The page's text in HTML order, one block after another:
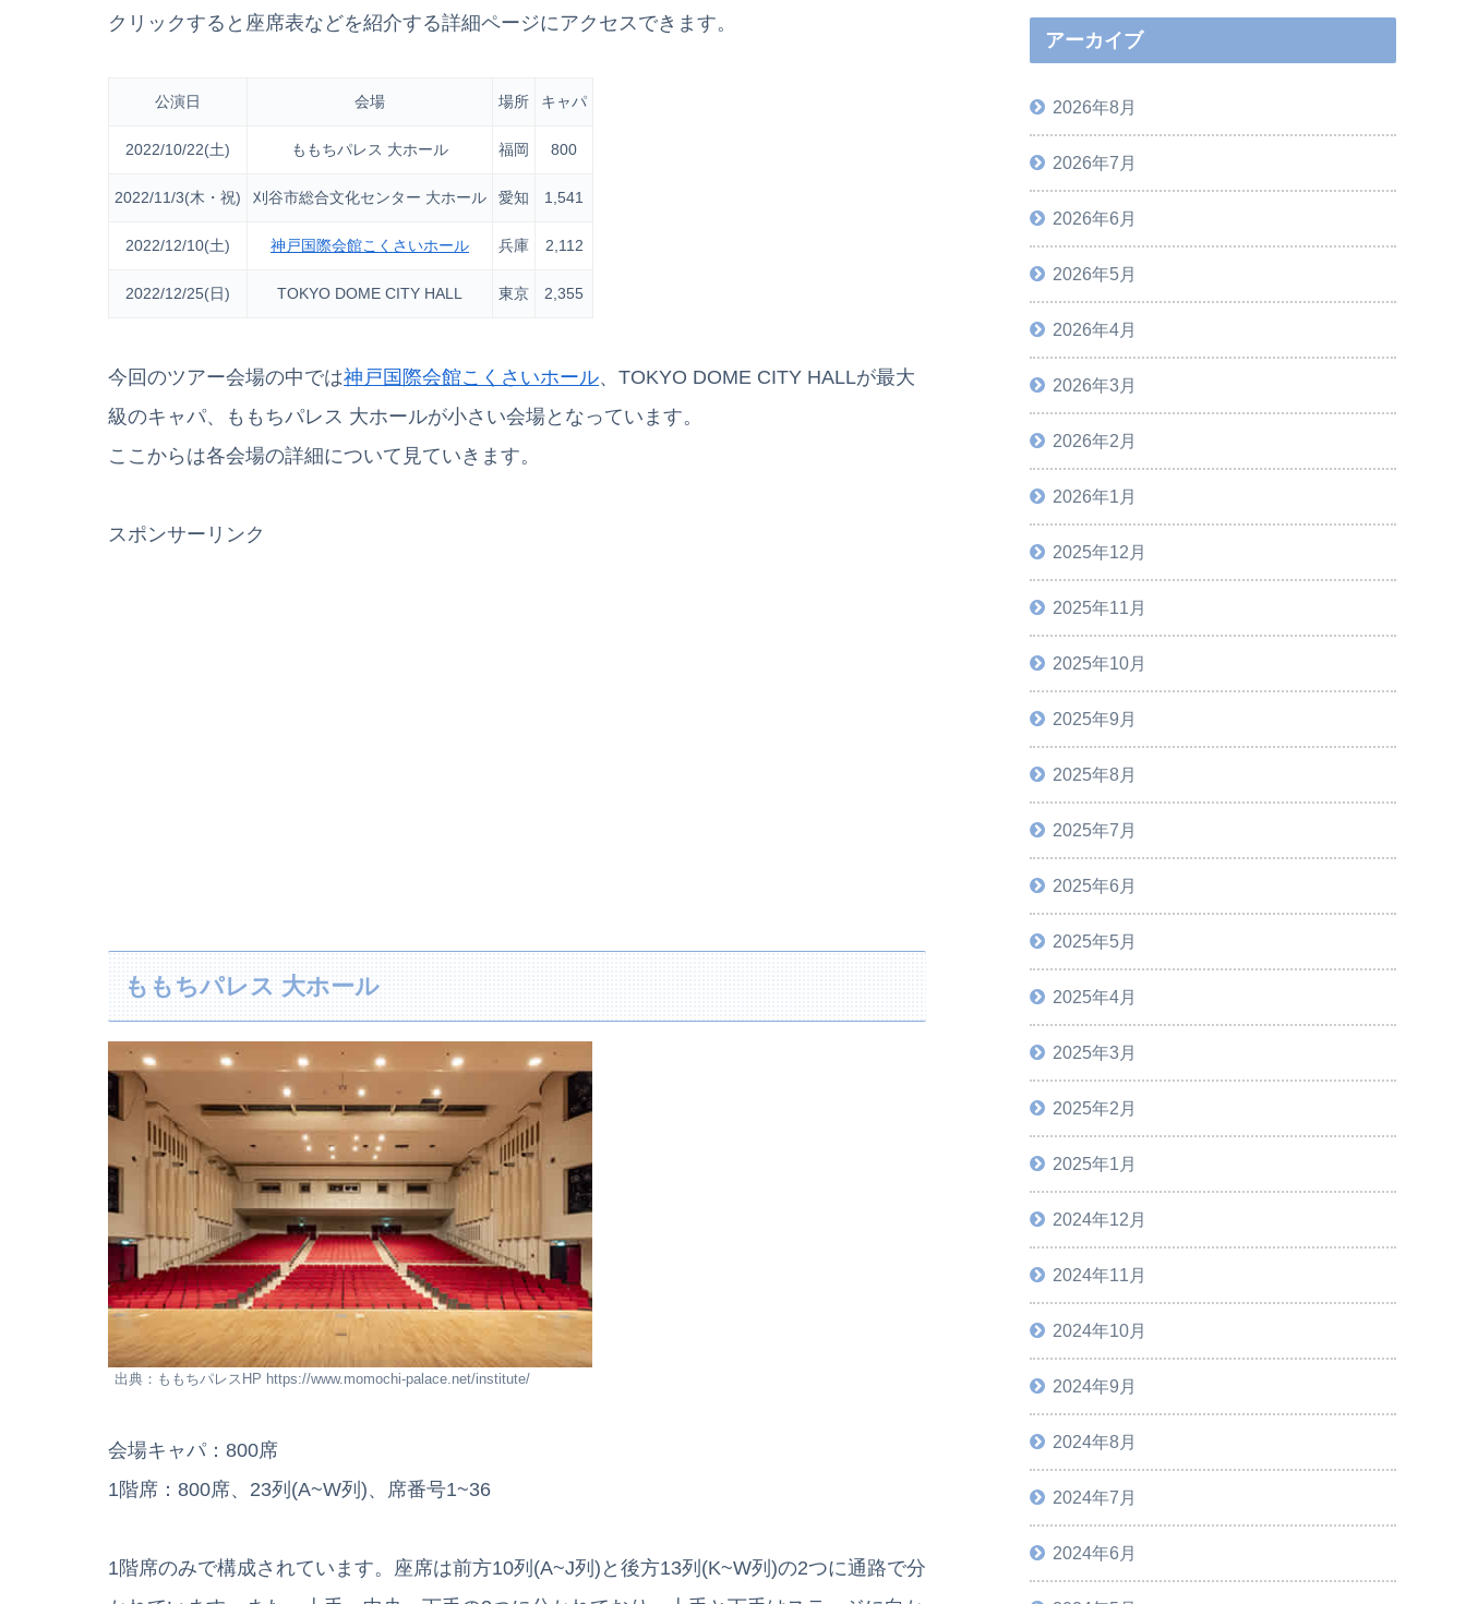
クリックすると座席表などを紹介する詳細ページにアクセスできます。
公演日 会場 場所 キャパ
2022/10/22(土) ももちパレス 大ホール 福岡 800
2022/11/3(木・祝) 刈谷市総合文化センター 大ホール 愛知 1,541
2022/12/10(土) 神戸国際会館こくさいホール 兵庫 2,112
2022/12/25(日) TOKYO DOME CITY HALL 東京 2,355
今回のツアー会場の中では神戸国際会館こくさいホール、TOKYO DOME CITY HALLが最大
級のキャパ、ももちパレス 大ホールが小さい会場となっています。
ここからは各会場の詳細について見ていきます。
スポンサーリンク
ももちパレス 大ホール
出典：ももちパレスHP https://www.momochi-palace.net/institute/
会場キャパ：800席
1階席：800席、23列(A~W列)、席番号1~36
1階席のみで構成されています。座席は前方10列(A~J列)と後方13列(K~W列)の2つに通路で分
アーカイブ
2026年8月
2026年7月
2026年6月
2026年5月
2026年4月
2026年3月
2026年2月
2026年1月
2025年12月
2025年11月
2025年10月
2025年9月
2025年8月
2025年7月
2025年6月
2025年5月
2025年4月
2025年3月
2025年2月
2025年1月
2024年12月
2024年11月
2024年10月
2024年9月
2024年8月
2024年7月
2024年6月